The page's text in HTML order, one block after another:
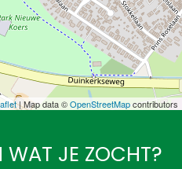
| Map data ©OpenStreetMapcontributors
WAT JE ZOCHT?